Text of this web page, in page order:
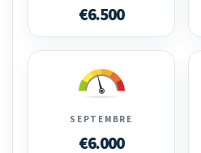
€6.500
SEPTEMBRE
€6.000